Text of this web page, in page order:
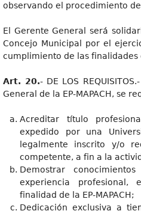
observando el procedimiento de
El Gerente General será
Concejo Municipal por el
cumplimiento de las finalidades
Art. 20.- DE LOS
General de la EP-MAPACH, se
Acreditar título
expedido por una
legalmente inscrito y/o
competente, a fin a la
Demostrar
experiencia
finalidad de la EP-MAPACH;
Dedicación exclusiva a